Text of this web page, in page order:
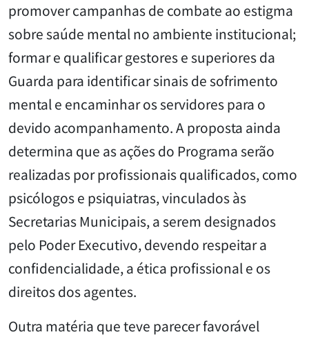
promover campanhas de combate ao estigma
sobre saúde mental no ambiente institucional;
formar e qualificar gestores e superiores da
Guarda para identificar sinais de sofrimento
mental e encaminhar os servidores para o
devido acompanhamento. A proposta ainda
determina que as ações do Programa serão
realizadas por profissionais qualificados, como
psicólogos e psiquiatras, vinculados às
Secretarias Municipais, a serem designados
pelo Poder Executivo, devendo respeitar a
confidencialidade, a ética profissional e os
direitos dos agentes.
Outra matéria que teve parecer favorável